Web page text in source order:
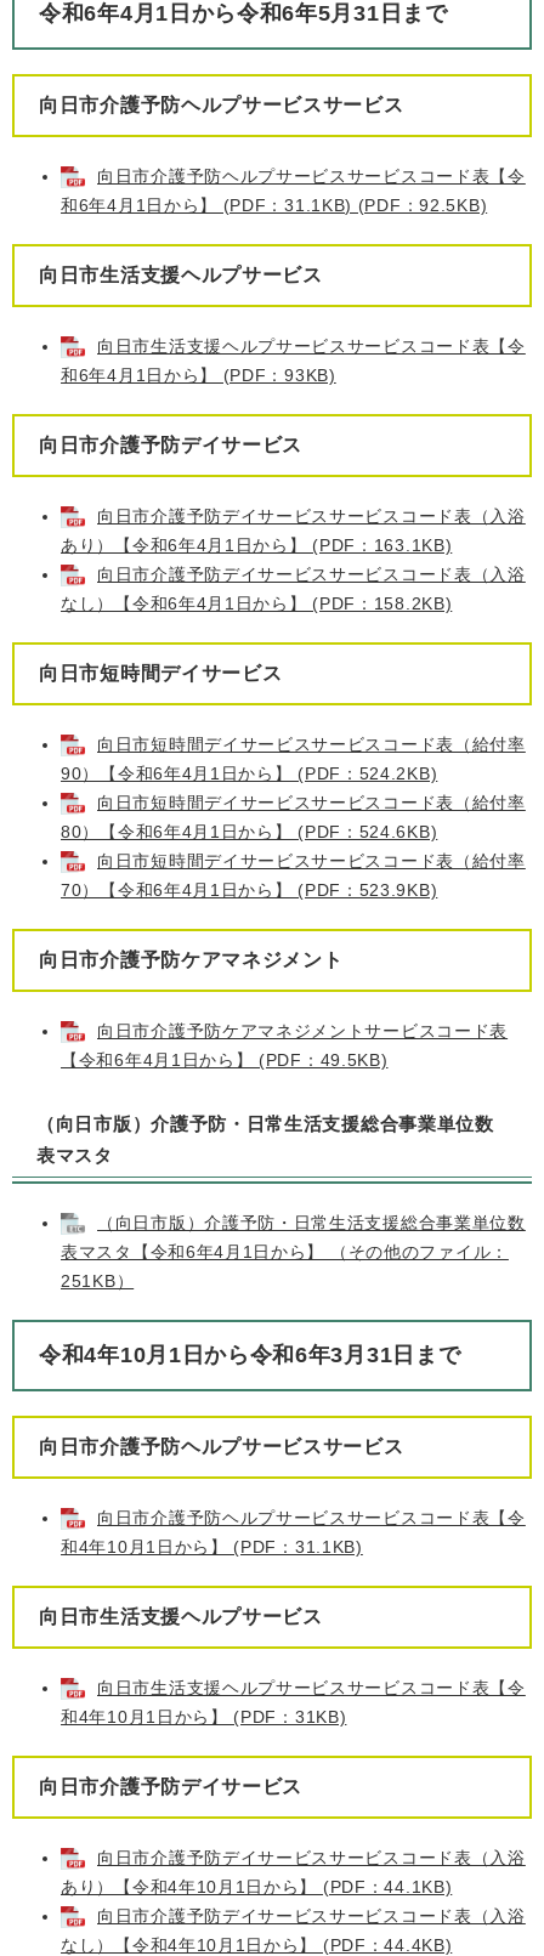
令和6年4月1日から令和6年5月31日まで
向日市介護予防ヘルプサービスサービス
向日市介護予防ヘルプサービスサービスコード表【令
和6年4月1日から】 (PDF：31.1KB) (PDF：92.5KB)
向日市生活支援ヘルプサービス
向日市生活支援ヘルプサービスサービスコード表【令
和6年4月1日から】 (PDF：93KB)
向日市介護予防デイサービス
向日市介護予防デイサービスサービスコード表（入浴
あり）【令和6年4月1日から】 (PDF：163.1KB)
向日市介護予防デイサービスサービスコード表（入浴
なし）【令和6年4月1日から】 (PDF：158.2KB)
向日市短時間デイサービス
向日市短時間デイサービスサービスコード表（給付率
90）【令和6年4月1日から】 (PDF：524.2KB)
向日市短時間デイサービスサービスコード表（給付率
80）【令和6年4月1日から】 (PDF：524.6KB)
向日市短時間デイサービスサービスコード表（給付率
70）【令和6年4月1日から】 (PDF：523.9KB)
向日市介護予防ケアマネジメント
向日市介護予防ケアマネジメントサービスコード表
【令和6年4月1日から】 (PDF：49.5KB)
（向日市版）介護予防・日常生活支援総合事業単位数
表マスタ
（向日市版）介護予防・日常生活支援総合事業単位数
表マスタ【令和6年4月1日から】 （その他のファイル：
251KB）
令和4年10月1日から令和6年3月31日まで
向日市介護予防ヘルプサービスサービス
向日市介護予防ヘルプサービスサービスコード表【令
和4年10月1日から】 (PDF：31.1KB)
向日市生活支援ヘルプサービス
向日市生活支援ヘルプサービスサービスコード表【令
和4年10月1日から】 (PDF：31KB)
向日市介護予防デイサービス
向日市介護予防デイサービスサービスコード表（入浴
あり）【令和4年10月1日から】 (PDF：44.1KB)
向日市介護予防デイサービスサービスコード表（入浴
なし）【令和4年10月1日から】 (PDF：44.4KB)